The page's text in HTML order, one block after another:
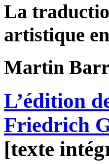
La
artistique
Martin
L’édition
Friedrich
[texte